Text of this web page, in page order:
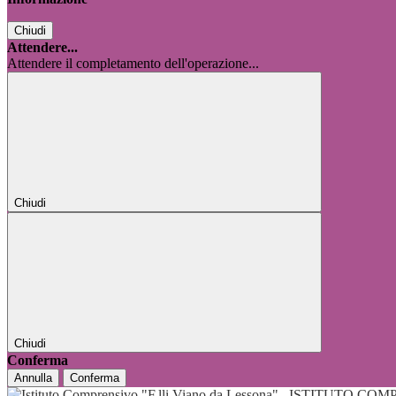
Chiudi
Attendere...
Attendere il completamento dell'operazione...
Chiudi
Chiudi
Conferma
Annulla Conferma